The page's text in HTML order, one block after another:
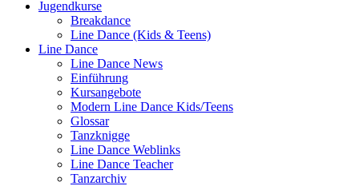
Jugendkurse
Breakdance
Line Dance (Kids & Teens)
Line Dance
Line Dance News
Einführung
Kursangebote
Modern Line Dance Kids/Teens
Glossar
Tanzknigge
Line Dance Weblinks
Line Dance Teacher
Tanzarchiv